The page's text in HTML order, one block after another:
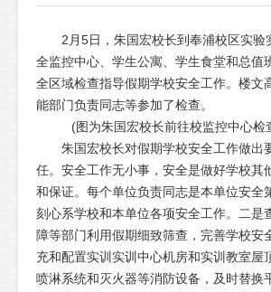
2月5日，朱国宏校长到奉浦校区实验
全监控中心、学生公寓、学生食堂和总值
全区域检查指导假期学校安全工作。楼文
能部门负责同志等参加了检查。
(图为朱国宏校长前往校监控中心检
朱国宏校长对假期学校安全工作做出
任。安全工作无小事，安全是做好学校其
和保证。每个单位负责同志是本单位安全
刻心系学校和本单位各项安全工作。二是
障等部门利用假期细致筛查，完善学校安
充和配置实训实训中心机房和实训教室屋
喷淋系统和灭火器等消防设备，及时替换